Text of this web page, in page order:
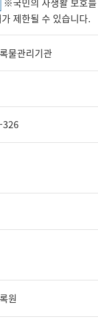
제한될 수 있습니다.
물관리기관
326
원